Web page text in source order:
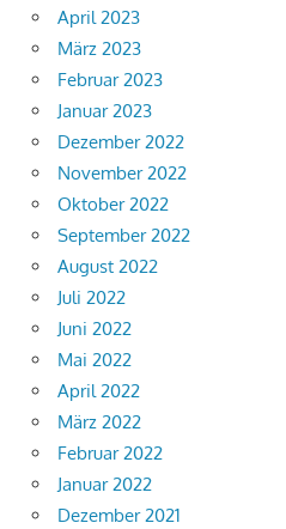
April 2023
März 2023
Februar 2023
Januar 2023
Dezember 2022
November 2022
Oktober 2022
September 2022
August 2022
Juli 2022
Juni 2022
Mai 2022
April 2022
März 2022
Februar 2022
Januar 2022
Dezember 2021